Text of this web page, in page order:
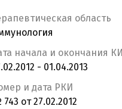
область
начала и окончания КИ
- 01.04.2013
и дата РКИ
от 27.02.2012